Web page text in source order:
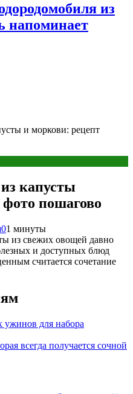
из
напоминает
и моркови: рецепт
капусты
пошагово
01 минуты
из свежих овощей давно
и доступных блюд
считается сочетание
ужинов для набора
всегда получается сочной